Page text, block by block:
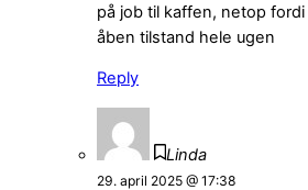
på job til kaffen, netop
åben tilstand hele ugen
Reply
Linda
29. april 2025 @ 17:38